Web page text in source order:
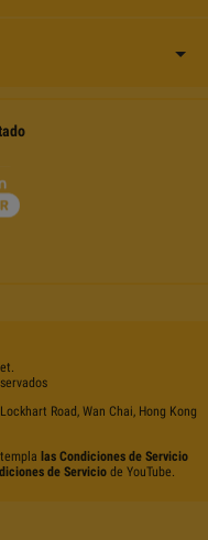
Road, Wan Chai, Hong Kong
las Condiciones de Servicio
de Serviciode YouTube.